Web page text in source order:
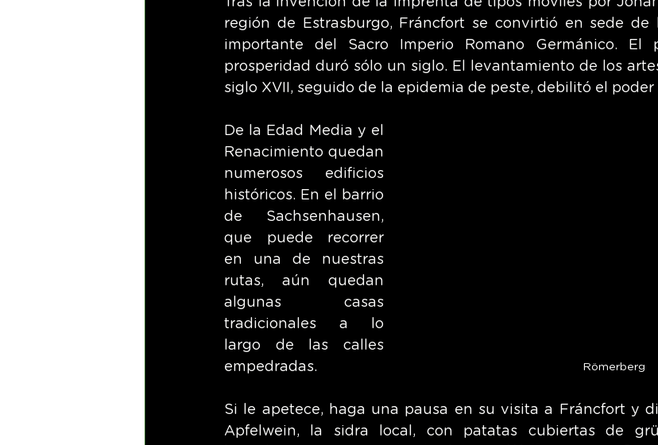
región de Estrasburgo, Fráncfort se convirtió en sede
importante del Sacro Imperio Romano Germánico. El
prosperidad duró sólo un siglo. El levantamiento de los
siglo XVII, seguido de la epidemia de peste, debilitó el poder
Römerberg
De la Edad Media y el
Renacimiento quedan
numerosos edificios
históricos. En el barrio
de Sachsenhausen,
que puede recorrer
en una de nuestras
rutas, aún quedan
algunas casas
tradicionales a lo
largo de las calles
empedradas.
Si le apetece, haga una pausa en su visita a Fráncfort y
Apfelwein, la sidra local, con patatas cubiertas de